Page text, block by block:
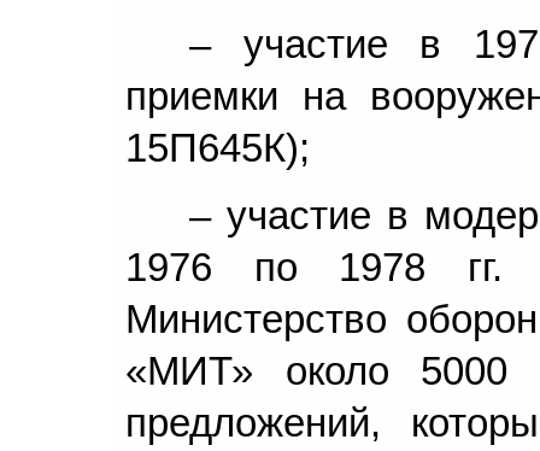
– участие в
приемки на
15П645К);
– участие в
1976 по 1978 гг.
Министерство
«МИТ» около 5000
предложений,